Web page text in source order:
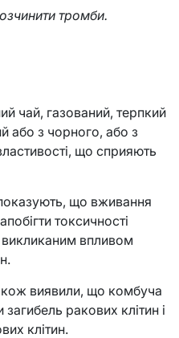
тромби.
чай, газований, терпкий
або з чорного, або з
що сприяють
що вживання
токсичності
впливом
виявили, що комбуча
ракових клітин і
клітин.